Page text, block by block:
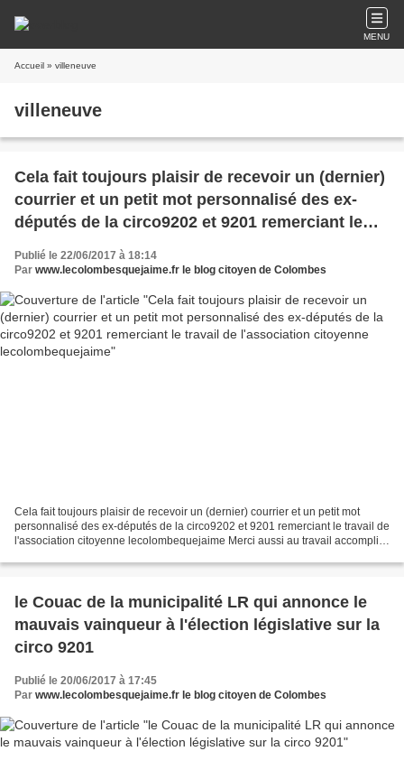
MENU
Accueil » villeneuve
villeneuve
Cela fait toujours plaisir de recevoir un (dernier)
courrier et un petit mot personnalisé des ex-
députés de la circo9202 et 9201 remerciant le
travail de l'association citoyenne
lecolombequejaime
Publié le 22/06/2017 à 18:14
Par www.lecolombesquejaime.fr le blog citoyen de Colombes
Cela fait toujours plaisir de recevoir un (dernier) courrier et un petit mot
personnalisé des ex-députés de la circo9202 et 9201 remerciant le travail de
l'association citoyenne lecolombequejaime Merci aussi au travail accompli
le Couac de la municipalité LR qui annonce le
mauvais vainqueur à l'élection législative sur la
circo 9201
Publié le 20/06/2017 à 17:45
Par www.lecolombesquejaime.fr le blog citoyen de Colombes